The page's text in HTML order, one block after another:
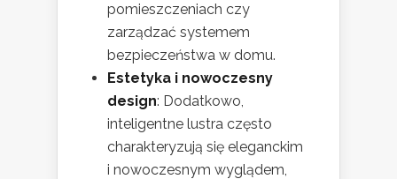
pomieszczeniach czy
zarządzać systemem
bezpieczeństwa w domu.
Estetyka i nowoczesny
design: Dodatkowo,
inteligentne lustra często
charakteryzują się eleganckim
i nowoczesnym wyglądem,